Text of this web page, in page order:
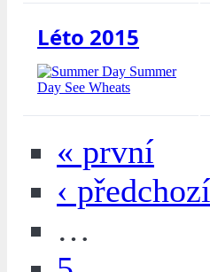
Léto 2015
« první
‹ předchozí
…